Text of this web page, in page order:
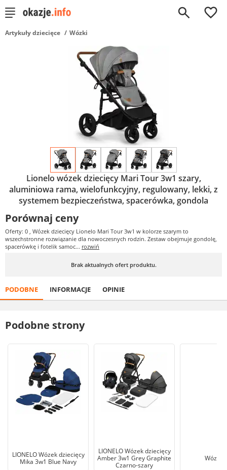
0
Artykuły dziecięce Wózki
Lionelo wózek dziecięcy Mari Tour 3w1 szary,
aluminiowa rama, wielofunkcyjny, regulowany, lekki, z
systemem bezpieczeństwa, spacerówka, gondola
Porównaj ceny
Oferty: 0 , Wózek dziecięcy Lionelo Mari Tour 3w1 w kolorze szarym to
wszechstronne rozwiązanie dla nowoczesnych rodzin. Zestaw obejmuje gondolę,
spacerówkę i fotelik samoc... rozwiń
Brak aktualnych ofert produktu.
PODOBNE INFORMACJE OPINIE
Podobne strony
LIONELO Wózek dziecięcy
Mika 3w1 Blue Navy
LIONELO Wózek dziecięcy
Amber 3w1 Grey Graphite
Czarno-szary
Wózek